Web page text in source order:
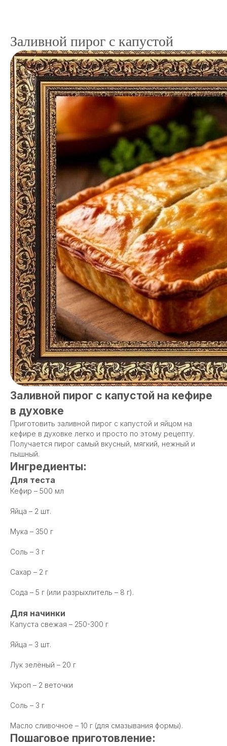
Заливной пирог с капустой
Заливной пирог с капустой на кефире
в духовке
Приготовить заливной пирог с капустой и яйцом на
кефире в духовке легко и просто по этому рецепту.
Получается пирог самый вкусный, мягкий, нежный и
пышный.
Ингредиенты:
Для теста
Кефир – 500 мл
Яйца – 2 шт.
Мука – 350 г
Соль – 3 г
Сахар – 2 г
Сода – 5 г (или разрыхлитель – 8 г).
Для начинки
Капуста свежая – 250-300 г
Яйца – 3 шт.
Лук зелёный – 20 г
Укроп – 2 веточки
Соль – 3 г
Масло сливочное – 10 г (для смазывания формы).
Пошаговое приготовление: